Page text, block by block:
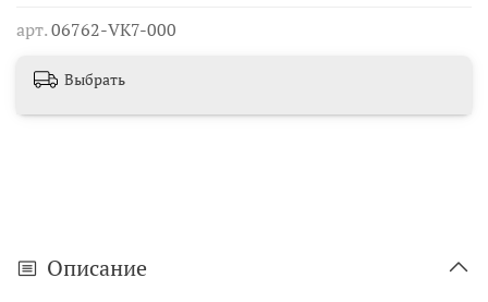
арт.06762-VK7-000
Выбрать
Описание